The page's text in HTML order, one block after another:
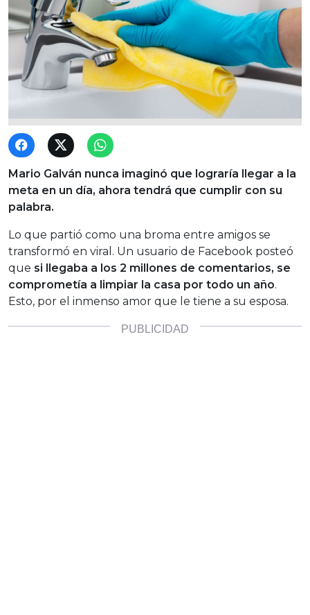
Mario Galván nunca imaginó que lograría llegar a la
meta en un día, ahora tendrá que cumplir con su
palabra.
Lo que partió como una broma entre amigos se
transformó en viral. Un usuario de Facebook posteó
que si llegaba a los 2 millones de comentarios, se
comprometía a limpiar la casa por todo un año.
Esto, por el inmenso amor que le tiene a su esposa.